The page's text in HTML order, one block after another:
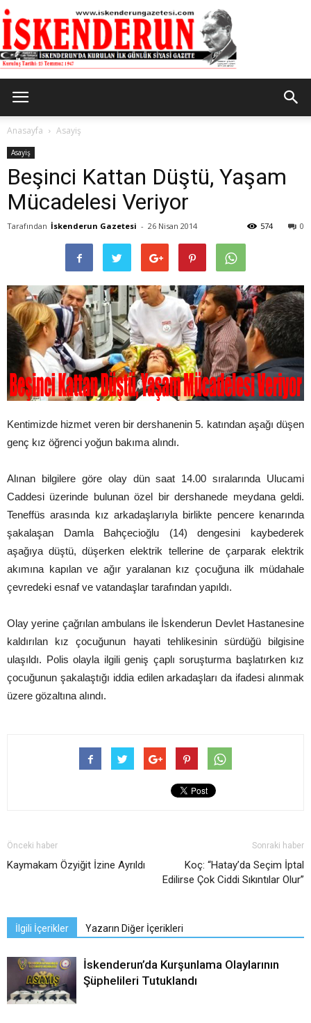
Gazetesi
Anasayfa Asayiş
Asayiş
Beşinci Kattan Düştü, Yaşam
Mücadelesi Veriyor
Tarafından İskenderun Gazetesi - 26 Nisan 2014 0
574
Kentimizde hizmet veren bir dershanenin 5. katından aşağı düşen
genç kız öğrenci yoğun bakıma alındı.
Alınan bilgilere göre olay dün saat 14.00 sıralarında Ulucami
Caddesi üzerinde bulunan özel bir dershanede meydana geldi.
Teneffüs arasında kız arkadaşlarıyla birlikte pencere kenarında
şakalaşan Damla Bahçecioğlu (14) dengesini kaybederek
aşağıya düştü, düşerken elektrik tellerine de çarparak elektrik
akımına kapılan ve ağır yaralanan kız çocuğuna ilk müdahale
çevredeki esnaf ve vatandaşlar tarafından yapıldı.
Olay yerine çağrılan ambulans ile İskenderun Devlet Hastanesine
kaldırılan kız çocuğunun hayati tehlikesinin sürdüğü bilgisine
ulaşıldı. Polis olayla ilgili geniş çaplı soruşturma başlatırken kız
çocuğunun şakalaştığı iddia edilen arkadaşları da ifadesi alınmak
üzere gözaltına alındı.
Önceki haber
Kaymakam Özyiğit İzine Ayrıldı
Sonraki haber
Koç: “Hatay’da Seçim İptal
Edilirse Çok Ciddi Sıkıntılar Olur”
İlgili İçerikler Yazarın Diğer İçerikleri
İskenderun’da Kurşunlama Olaylarının
Şüphelileri Tutuklandı